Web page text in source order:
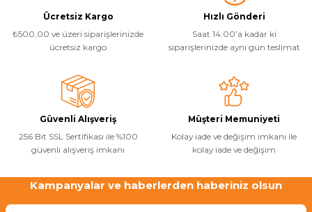
Yorum Yaz
Ürün resmi kalitesiz, bozuk veya görüntülenemiyor.
Ürün açıklamasında eksik bilgiler bulunuyor.
Ürün bilgilerinde hatalar bulunuyor.
Ürün fiyatı diğer sitelerden daha pahalı.
Bu ürüne benzer farklı alternatifler olmalı.
Gönder
Ücretsiz Kargo
₺500,00 ve üzeri siparişlerinizde
ücretsiz kargo
Hızlı Gönderi
Saat 14:00’a kadar ki
siparişlerinizde aynı gün teslimat
Güvenli Alışveriş
256 Bit SSL Sertifikası ile %100
güvenli alışveriş imkanı
Müşteri Memuniyeti
Kolay iade ve değişim imkanı ile
kolay iade ve değişim
Kampanyalar ve haberlerden haberiniz olsun